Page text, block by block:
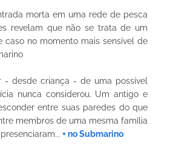
morta em uma rede de pesca
revelam que não se trata de um
no momento mais sensível de
desde criança - de uma possível
nunca considerou. Um antigo e
entre suas paredes do que
membros de uma mesma família
+ no Submarino